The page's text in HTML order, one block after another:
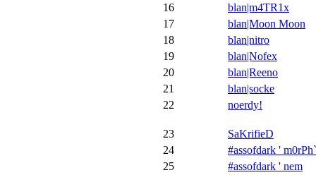
16
blan|m4TR1x
17
blan|Moon Moon
18
blan|nitro
19
blan|Nofex
20
blan|Reeno
21
blan|socke
22
noerdy!
23
SaKrifieD
24
#assofdark '
25
#assofdark ' nem